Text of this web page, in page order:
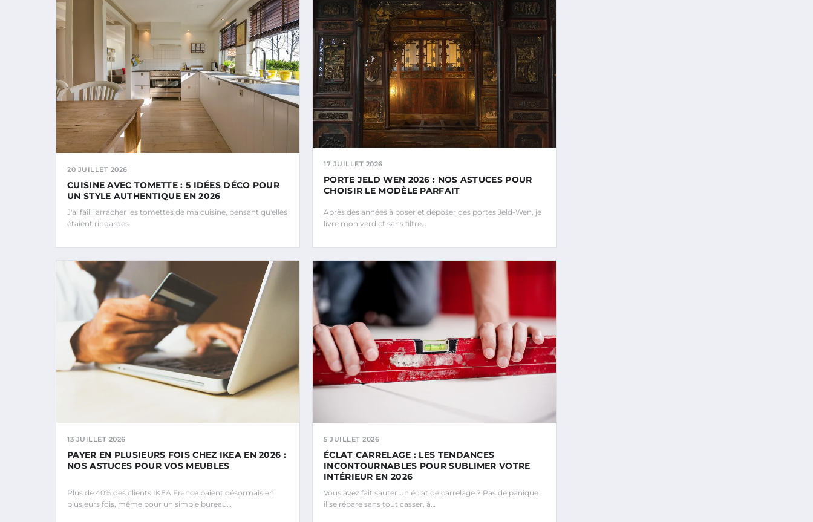
20 JUILLET 2026
CUISINE AVEC TOMETTE : 5 IDÉES DÉCO POUR
UN STYLE AUTHENTIQUE EN 2026
J'ai failli arracher les tomettes de ma cuisine, pensant qu'elles
étaient ringardes.
17 JUILLET 2026
PORTE JELD WEN 2026 : NOS ASTUCES POUR
CHOISIR LE MODÈLE PARFAIT
Après des années à poser et déposer des portes Jeld-Wen, je
livre mon verdict sans filtre…
13 JUILLET 2026
PAYER EN PLUSIEURS FOIS CHEZ IKEA EN 2026 :
NOS ASTUCES POUR VOS MEUBLES
Plus de 40% des clients IKEA France paient désormais en
plusieurs fois, même pour un simple bureau…
5 JUILLET 2026
ÉCLAT CARRELAGE : LES TENDANCES
INCONTOURNABLES POUR SUBLIMER VOTRE
INTÉRIEUR EN 2026
Vous avez fait sauter un éclat de carrelage ? Pas de panique :
il se répare sans tout casser, à…